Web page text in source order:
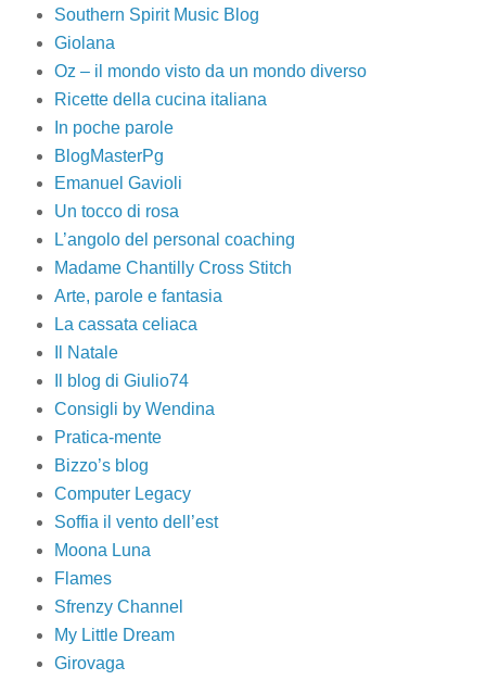
Southern Spirit Music Blog
Giolana
Oz – il mondo visto da un mondo diverso
Ricette della cucina italiana
In poche parole
BlogMasterPg
Emanuel Gavioli
Un tocco di rosa
L’angolo del personal coaching
Madame Chantilly Cross Stitch
Arte, parole e fantasia
La cassata celiaca
Il Natale
Il blog di Giulio74
Consigli by Wendina
Pratica-mente
Bizzo’s blog
Computer Legacy
Soffia il vento dell’est
Moona Luna
Flames
Sfrenzy Channel
My Little Dream
Girovaga